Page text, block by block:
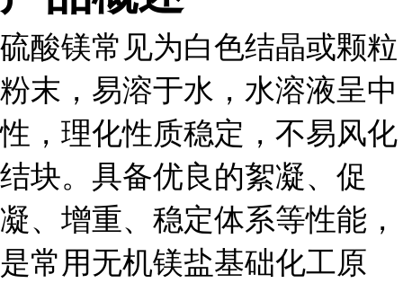
硫酸镁常见为白色结晶或颗粒
粉末，易溶于水，水溶液呈中
性，理化性质稳定，不易风化
结块。具备优良的絮凝、促
凝、增重、稳定体系等性能，
是常用无机镁盐基础化工原